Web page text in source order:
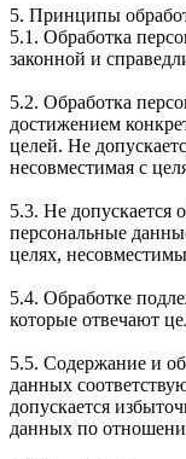
5. Принципы
5.1. Обработка
законной и
5.2. Обработка
достижением
целей. Не
несовместимая с
5.3. Не допускается
персональные
целях,
5.4. Обработке
которые отвечают
5.5. Содержание и
данных
допускается
данных по